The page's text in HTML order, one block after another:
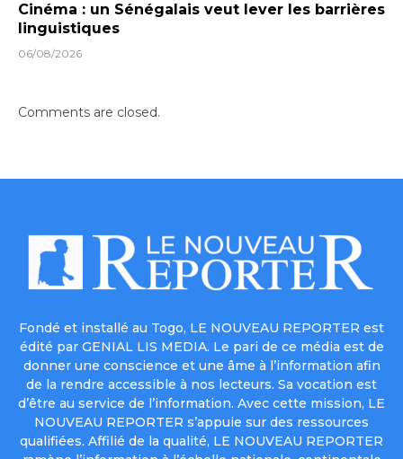
Cinéma : un Sénégalais veut lever les barrières
linguistiques
06/08/2026
Comments are closed.
Fondé et installé au Togo, LE NOUVEAU REPORTER est
édité par GENIAL LIS MEDIA. Le pari de ce média est de
donner une conscience et une âme à l’information afin
de la rendre accessible à nos lecteurs. Sa vocation est
d’être au service de l’information. Avec cette mission, LE
NOUVEAU REPORTER s’appuie sur des ressources
qualifiées. Affilié de la qualité, LE NOUVEAU REPORTER